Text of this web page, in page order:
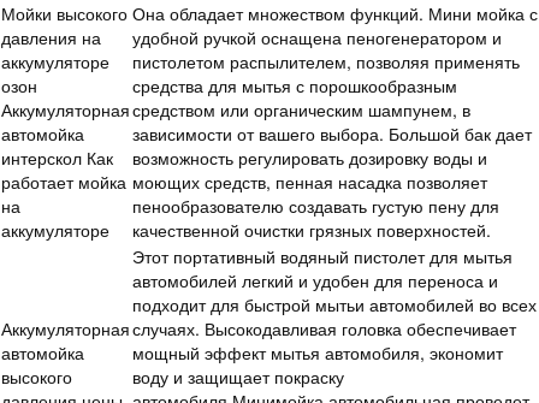
Мойки высокого
давления на
аккумуляторе
озон
Аккумуляторная
автомойка
интерскол Как
работает мойка
на
аккумуляторе
Она обладает множеством функций. Мини мойка с
удобной ручкой оснащена пеногенератором и
пистолетом распылителем, позволяя применять
средства для мытья с порошкообразным
средством или органическим шампунем, в
зависимости от вашего выбора. Большой бак дает
возможность регулировать дозировку воды и
моющих средств, пенная насадка позволяет
пенообразователю создавать густую пену для
качественной очистки грязных поверхностей.
Аккумуляторная
автомойка
высокого
Этот портативный водяный пистолет для мытья
автомобилей легкий и удобен для переноса и
подходит для быстрой мытьи автомобилей во всех
случаях. Высокодавливая головка обеспечивает
мощный эффект мытья автомобиля, экономит
воду и защищает покраску